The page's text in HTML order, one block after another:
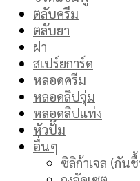
ตลับครีม
ตลับยา
ฝา
สเปร์ยการ์ด
หลอดครีม
หลอดลิปจุ่ม
หลอดลิปแท่ง
หัวปั๊ม
อื่นๆ
ซิลิก้าเจล (กัน